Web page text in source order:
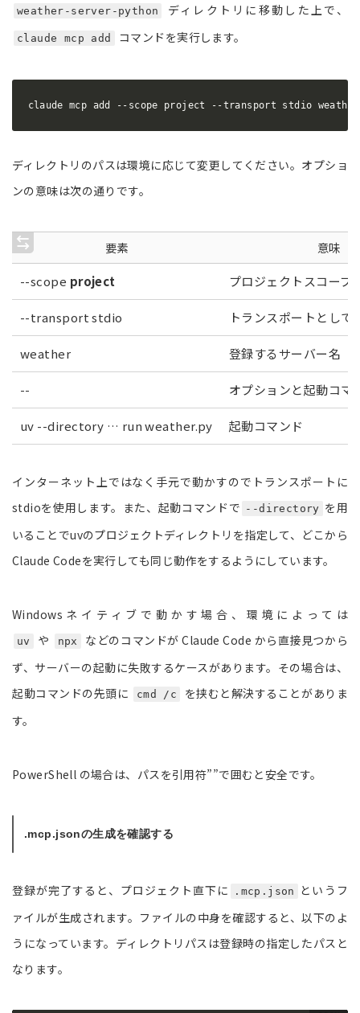
weather-server-python ディレクトリに移動した上で、
claude mcp add コマンドを実行します。
claude mcp add --scope project --transport stdio
ディレクトリのパスは環境に応じて変更してください。オプショ
ンの意味は次の通りです。
要素
意味
--scope project プロジェクトスコープ
--transport stdio トランスポートとし
weather 登録するサーバー名
-- オプションと起動コマ
uv --directory … run weather.py 起動コマンド
インターネット上ではなく手元で動かすのでトランスポートに
stdioを使用します。また、起動コマンドで --directory を用
いることでuvのプロジェクトディレクトリを指定して、どこから
Claude Codeを実行しても同じ動作をするようにしています。
Windowsネイティブで動かす場合、環境によっては
uv や npx
などのコマンドが Claude Code から直接見つから
ず、サーバーの起動に失敗するケースがあります。その場合は、
起動コマンドの先頭に
cmd /c
を挟むと解決することがありま
す。
PowerShell の場合は、パスを引用符””で囲むと安全です。
.mcp.jsonの生成を確認する
登録が完了すると、プロジェクト直下に .mcp.json
というフ
ァイルが生成されます。ファイルの中身を確認すると、以下のよ
うになっています。ディレクトリパスは登録時の指定したパスと
なります。